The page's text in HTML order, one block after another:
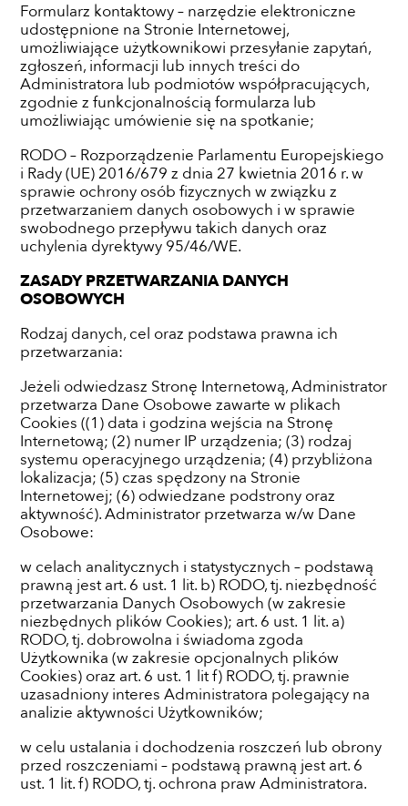
Formularz kontaktowy – narzędzie elektroniczne
udostępnione na Stronie Internetowej,
umożliwiające użytkownikowi przesyłanie zapytań,
zgłoszeń, informacji lub innych treści do
Administratora lub podmiotów współpracujących,
zgodnie z funkcjonalnością formularza lub
umożliwiając umówienie się na spotkanie;
RODO – Rozporządzenie Parlamentu Europejskiego
i Rady (UE) 2016/679 z dnia 27 kwietnia 2016 r. w
sprawie ochrony osób fizycznych w związku z
przetwarzaniem danych osobowych i w sprawie
swobodnego przepływu takich danych oraz
uchylenia dyrektywy 95/46/WE.
ZASADY PRZETWARZANIA DANYCH
OSOBOWYCH
Rodzaj danych, cel oraz podstawa prawna ich
przetwarzania:
Jeżeli odwiedzasz Stronę Internetową, Administrator
przetwarza Dane Osobowe zawarte w plikach
Cookies ((1) data i godzina wejścia na Stronę
Internetową; (2) numer IP urządzenia; (3) rodzaj
systemu operacyjnego urządzenia; (4) przybliżona
lokalizacja; (5) czas spędzony na Stronie
Internetowej; (6) odwiedzane podstrony oraz
aktywność). Administrator przetwarza w/w Dane
Osobowe:
w celach analitycznych i statystycznych – podstawą
prawną jest art. 6 ust. 1 lit. b) RODO, tj. niezbędność
przetwarzania Danych Osobowych (w zakresie
niezbędnych plików Cookies); art. 6 ust. 1 lit. a)
RODO, tj. dobrowolna i świadoma zgoda
Użytkownika (w zakresie opcjonalnych plików
Cookies) oraz art. 6 ust. 1 lit f) RODO, tj. prawnie
uzasadniony interes Administratora polegający na
analizie aktywności Użytkowników;
w celu ustalania i dochodzenia roszczeń lub obrony
przed roszczeniami – podstawą prawną jest art. 6
ust. 1 lit. f) RODO, tj. ochrona praw Administratora.